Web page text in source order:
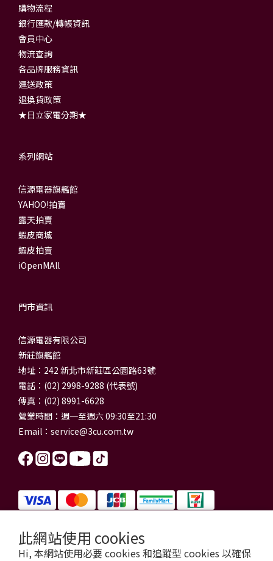
此網站使用 cookies
Hi, 本網站使用必要 cookies 和追蹤型 cookies 以確保
購物流程
銀行匯款/轉帳資訊
會員中心
物流查詢
各品牌服務資訊
運送政策
退換貨政策
★日立家電分期★
系列網站
信源電器旗艦館
YAHOO!拍賣
露天拍賣
蝦皮商城
蝦皮拍賣
iOpenMAll
門市資訊
信源電器有限公司
新莊旗艦館
地址：242 新北市新莊區公園路63號
電話：(02) 2998-9288 (代表號)
傳真：(02) 8991-6628
營業時間：週一至週六 09:30至21:30
Email： service@3cu.com.tw
信源電器有限公司 統一編號：84179325
門市地址：新北市新莊區公園路63號